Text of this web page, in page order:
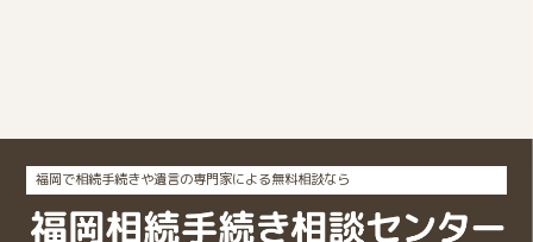
福岡で相続手続きや遺言の専門家による無料相談なら